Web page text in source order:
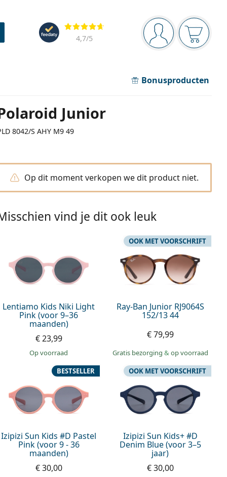
Navigatie
Je bent ingelogd
Jouw
Beoordelingen
4,7/5
Bonusproducten
Junior
8042/S AHY M9 49
Op dit moment verkopen we dit product niet.
vind je dit ook leuk
Lentiamo Kids Niki Light
Pink (voor 9–36
maanden)
€ 23,99
op voorraad
Ray-Ban Junior RJ9064S
152/13 44
OOK MET VOORSCHRIFT
€ 79,99
Gratis bezorging & op voorraad
Izipizi Sun Kids #D Pastel
Pink (voor 9 - 36
maanden)
BESTSELLER
€ 30,00
Izipizi Sun Kids+ #D
Denim Blue (voor 3–5
jaar)
OOK MET VOORSCHRIFT
€ 30,00